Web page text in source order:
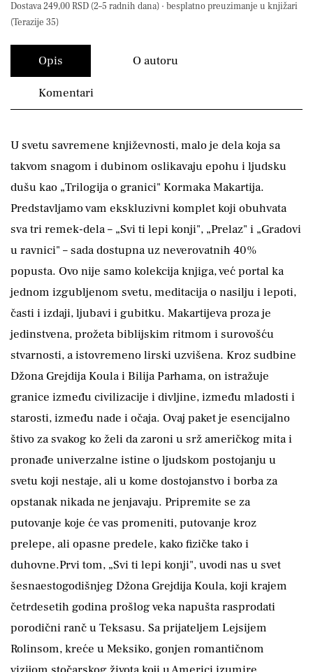
Dostava 249,00 RSD (2–5 radnih dana) · besplatno preuzimanje u knjižari
(Terazije 35)
Opis O autoru
Komentari
U svetu savremene književnosti, malo je dela koja sa
takvom snagom i dubinom oslikavaju epohu i ljudsku
dušu kao „Trilogija o granici" Kormaka Makartija.
Predstavljamo vam ekskluzivni komplet koji obuhvata
sva tri remek-dela – „Svi ti lepi konji", „Prelaz" i „Gradovi
u ravnici" – sada dostupna uz neverovatnih 40%
popusta. Ovo nije samo kolekcija knjiga, već portal ka
jednom izgubljenom svetu, meditacija o nasilju i lepoti,
časti i izdaji, ljubavi i gubitku. Makartijeva proza je
jedinstvena, prožeta biblijskim ritmom i surovošću
stvarnosti, a istovremeno lirski uzvišena. Kroz sudbine
Džona Grejdija Koula i Bilija Parhama, on istražuje
granice između civilizacije i divljine, između mladosti i
starosti, između nade i očaja. Ovaj paket je esencijalno
štivo za svakog ko želi da zaroni u srž američkog mita i
pronađe univerzalne istine o ljudskom postojanju u
svetu koji nestaje, ali u kome dostojanstvo i borba za
opstanak nikada ne jenjavaju. Pripremite se za
putovanje koje će vas promeniti, putovanje kroz
prelepe, ali opasne predele, kako fizičke tako i
duhovne.Prvi tom, „Svi ti lepi konji", uvodi nas u svet
šesnaestogodišnjeg Džona Grejdija Koula, koji krajem
četrdesetih godina prošlog veka napušta rasprodati
porodični ranč u Teksasu. Sa prijateljem Lejsijem
Rolinsom, kreće u Meksiko, gonjen romantičnom